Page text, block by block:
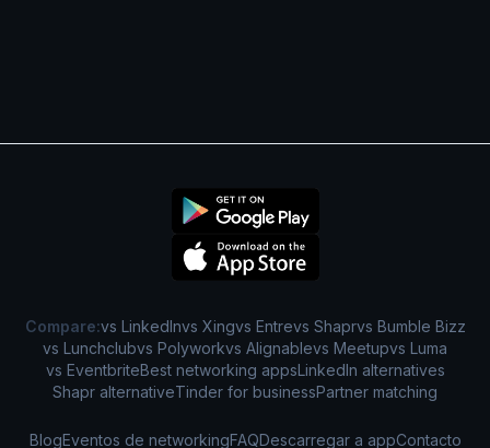
Compare:vs LinkedInvs Xingvs Entrevs Shaprvs Bumble Bizz
vs Lunchclubvs Polyworkvs Alignablevs Meetupvs Luma
vs EventbriteBest networking appsLinkedIn alternatives
Shapr alternativeTinder for businessPartner matching
BlogEventos de networkingFAQDescarregar a appContacto